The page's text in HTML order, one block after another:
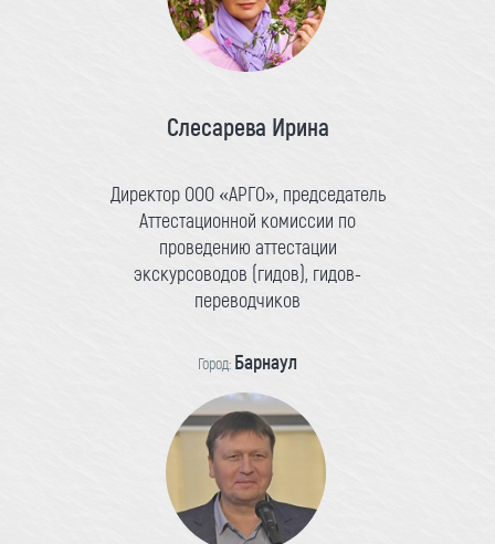
Слесарева Ирина
Директор ООО «АРГО», председатель
Аттестационной комиссии по
проведению аттестации
экскурсоводов (гидов), гидов-
переводчиков
Город: Барнаул